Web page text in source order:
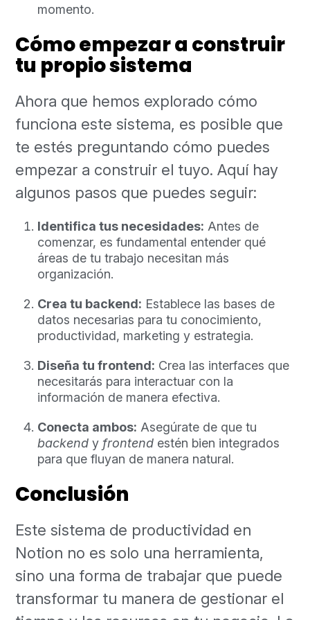
momento.
Cómo empezar a construir
tu propio sistema
Ahora que hemos explorado cómo
funciona este sistema, es posible que
te estés preguntando cómo puedes
empezar a construir el tuyo. Aquí hay
algunos pasos que puedes seguir:
Identifica tus necesidades: Antes de
comenzar, es fundamental entender qué
áreas de tu trabajo necesitan más
organización.
Crea tu backend: Establece las bases de
datos necesarias para tu conocimiento,
productividad, marketing y estrategia.
Diseña tu frontend: Crea las interfaces que
necesitarás para interactuar con la
información de manera efectiva.
Conecta ambos: Asegúrate de que tu
backend y frontend estén bien integrados
para que fluyan de manera natural.
Conclusión
Este sistema de productividad en
Notion no es solo una herramienta,
sino una forma de trabajar que puede
transformar tu manera de gestionar el